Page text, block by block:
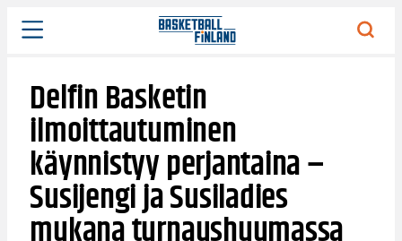
Siirry
sisältöön
Delfin Basketin
ilmoittautuminen
käynnistyy perjantaina –
Susijengi ja Susiladies